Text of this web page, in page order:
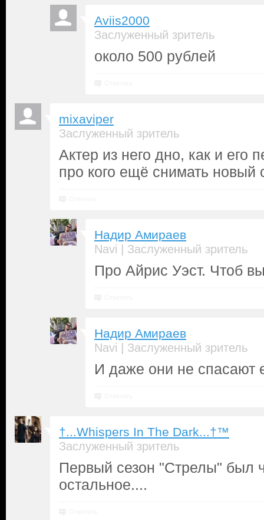
Aviis2000
Заслуженный зритель
около 500 рублей
mixaviper
Заслуженный зритель
Актер из него дно, как и его
про кого ещё снимать новый
Надир Амираев
Navi | Заслуженный зритель
Про Айрис Уэст. Чтоб
Надир Амираев
Navi | Заслуженный зритель
И даже они не спасают
†...Whispers In The Dark...†™
Заслуженный зритель
Первый сезон "Стрелы" был
остальное....